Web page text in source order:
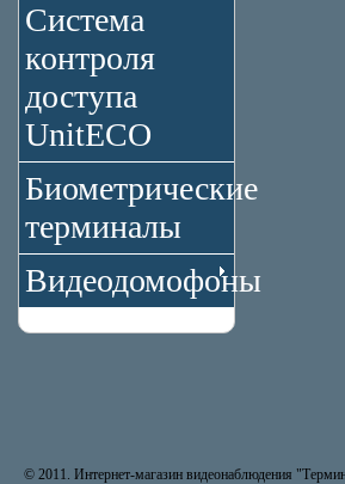
Система
контроля
доступа
UnitECO
Биометрические
терминалы
Видеодомофоны
© 2011. Интернет-магазин видеонаблюдения